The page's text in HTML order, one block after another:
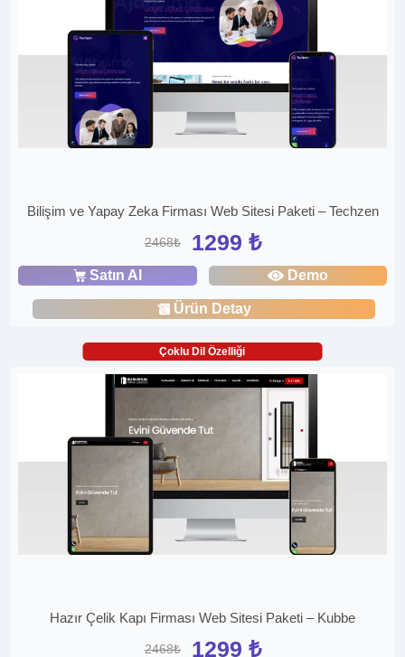
Bilişim ve Yapay Zeka Firması Web Sitesi Paketi – Techzen
2468₺ 1299 ₺
Satın Al Demo
Ürün Detay
Çoklu Dil Özelliği
Hazır Çelik Kapı Firması Web Sitesi Paketi – Kubbe
2468₺ 1299 ₺